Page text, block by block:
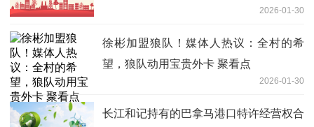
2026-01-30
徐彬加盟狼队！媒体人热议：全村的希
望，狼队动用宝贵外卡 聚看点
2026-01-30
长江和记持有的巴拿马港口特许经营权合